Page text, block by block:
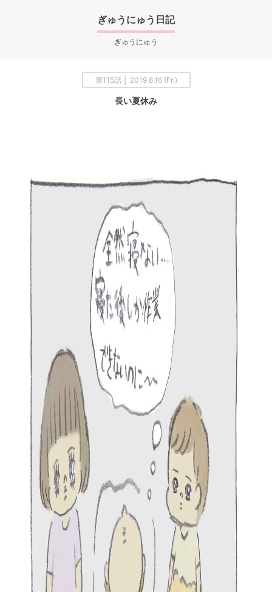
ぎゅうにゅう日記
ぎゅうにゅう
第115話 │ 2019.8.16 (Fri)
長い夏休み